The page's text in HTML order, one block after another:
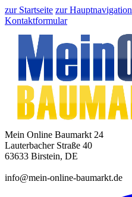
zur Startseite zur Hauptnavigation
Kontaktformular
Mein Online Baumarkt 24
Lauterbacher Straße 40
63633 Birstein, DE
info@mein-online-baumarkt.de